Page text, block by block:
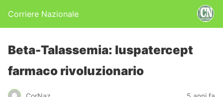
Corriere Nazionale
Beta-Talassemia: luspatercept
farmaco rivoluzionario